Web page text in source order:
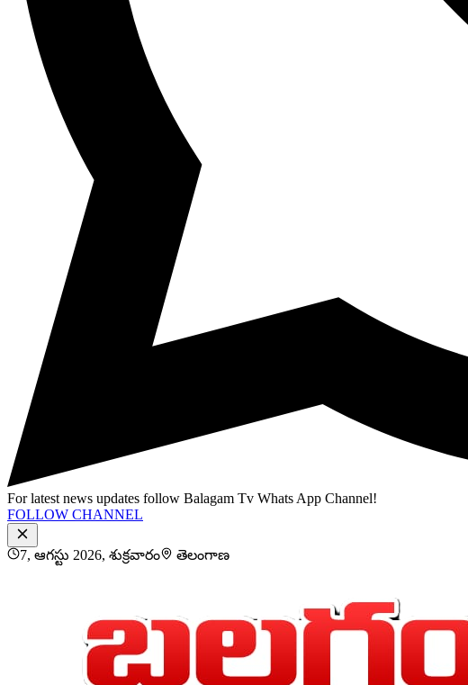
For latest news updates follow Balagam Tv Whats App Channel!
FOLLOW CHANNEL
7, ఆగస్టు 2026, శుక్రవారం తెలంగాణ